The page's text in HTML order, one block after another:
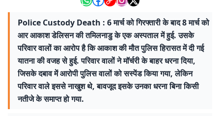
Police Custody Death : 6 मार्च को गिरफ्तारी के बाद 8 मार्च को
आर आकाश डेलिसन की तमिलनाडु के एक अस्पताल में हुई. उसके
परिवार वालों का आरोप है कि आकाश की मौत पुलिस हिरासत में दी गई
यातना की वजह से हुई. परिवार वालों ने मॉर्चरी के बाहर धरना दिया,
जिसके दबाव में आरोपी पुलिस वालों को सस्पेंड किया गया, लेकिन
परिवार वाले इससे नाखुश थे, बावजूद इसके उनका धरना बिना किसी
नतीजे के समाप्त हो गया.